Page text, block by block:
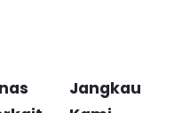
Jangkau